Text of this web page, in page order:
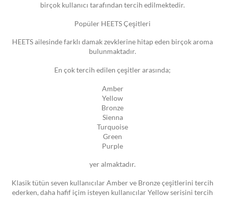
birçok kullanıcı tarafından tercih edilmektedir.
Popüler HEETS Çeşitleri
HEETS ailesinde farklı damak zevklerine hitap eden birçok aroma
bulunmaktadır.
En çok tercih edilen çeşitler arasında;
Amber
Yellow
Bronze
Sienna
Turquoise
Green
Purple
yer almaktadır.
Klasik tütün seven kullanıcılar Amber ve Bronze çeşitlerini tercih
ederken, daha hafif içim isteyen kullanıcılar Yellow serisini tercih